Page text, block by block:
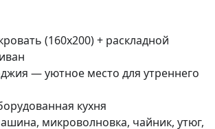
(160х200) + раскладной
— уютное место для утреннего
кухня
микроволновка, чайник, утюг,